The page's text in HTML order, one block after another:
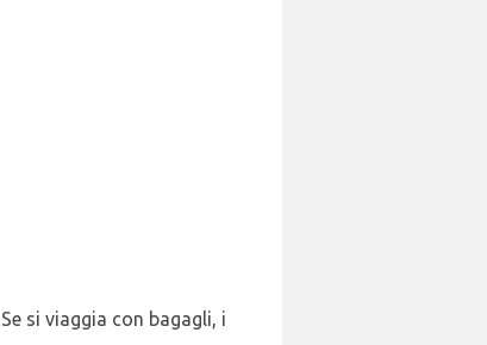
si viaggia con bagagli, i